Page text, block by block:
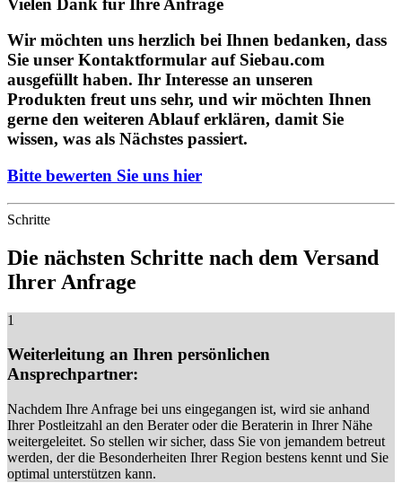
Vielen Dank für Ihre Anfrage
Wir möchten uns herzlich bei Ihnen bedanken, dass
Sie unser Kontaktformular auf Siebau.com
ausgefüllt haben. Ihr Interesse an unseren
Produkten freut uns sehr, und wir möchten Ihnen
gerne den weiteren Ablauf erklären, damit Sie
wissen, was als Nächstes passiert.
Bitte bewerten Sie uns hier
Schritte
Die nächsten Schritte nach dem Versand
Ihrer Anfrage
1
Weiterleitung an Ihren persönlichen
Ansprechpartner:
Nachdem Ihre Anfrage bei uns eingegangen ist, wird sie anhand
Ihrer Postleitzahl an den Berater oder die Beraterin in Ihrer Nähe
weitergeleitet. So stellen wir sicher, dass Sie von jemandem betreut
werden, der die Besonderheiten Ihrer Region bestens kennt und Sie
optimal unterstützen kann.